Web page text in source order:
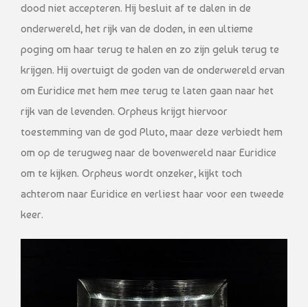
dood niet accepteren. Hij besluit af te dalen in de
onderwereld, het rijk van de doden, in een ultieme
poging om haar terug te halen en zo zijn geluk terug te
krijgen. Hij overtuigt de goden van de onderwereld ervan
om Euridice met hem mee terug te laten gaan naar het
rijk van de levenden. Orpheus krijgt hiervoor
toestemming van de god Pluto, maar deze verbiedt hem
om op de terugweg naar de bovenwereld naar Euridice
om te kijken. Orpheus wordt onzeker, kijkt toch
achterom naar Euridice en verliest haar voor een tweede
keer.